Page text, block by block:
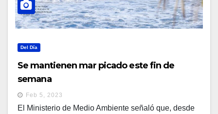
Del Día
Se mantienen mar picado este fin de
semana
Feb 5, 2023
El Ministerio de Medio Ambiente señaló que, desde